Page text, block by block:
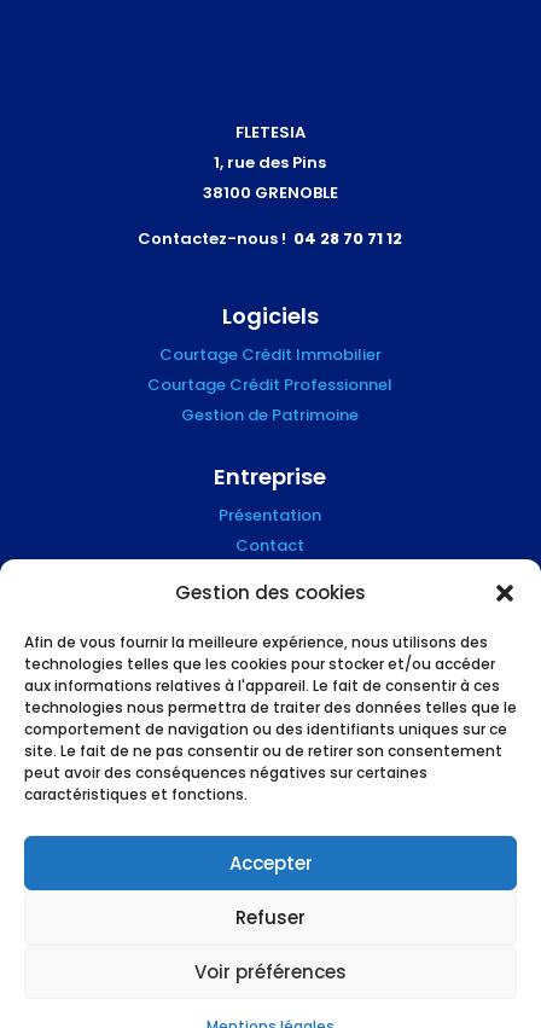
Gestion des cookies
Afin de vous fournir la meilleure expérience, nous utilisons des
technologies telles que les cookies pour stocker et/ou accéder
aux informations relatives à l'appareil. Le fait de consentir à ces
technologies nous permettra de traiter des données telles que le
comportement de navigation ou des identifiants uniques sur ce
site. Le fait de ne pas consentir ou de retirer son consentement
peut avoir des conséquences négatives sur certaines
caractéristiques et fonctions.
Accepter
Refuser
Voir préférences
FLETESIA
1, rue des Pins
38100 GRENOBLE
Contactez-nous ! 04 28 70 71 12
Logiciels
Courtage Crédit Immobilier
Courtage Crédit Professionnel
Gestion de Patrimoine
Entreprise
Présentation
Contact
Mention Légales
Suivez-nous !
professionnels du financement, made in
Grenoble !